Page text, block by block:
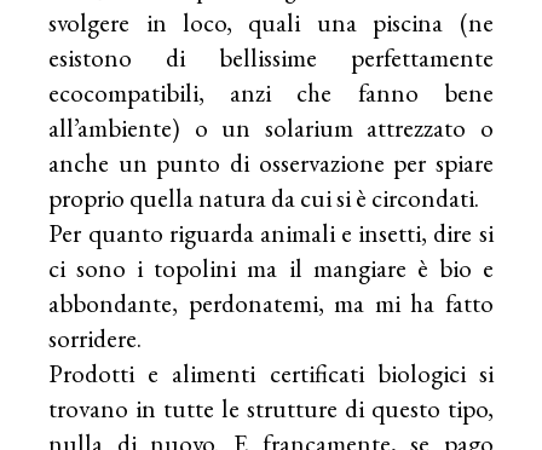
svolgere in loco, quali una piscina (ne
esistono di bellissime perfettamente
ecocompatibili, anzi che fanno bene
all’ambiente) o un solarium attrezzato o
anche un punto di osservazione per spiare
proprio quella natura da cui si è circondati.
Per quanto riguarda animali e insetti, dire si
ci sono i topolini ma il mangiare è bio e
abbondante, perdonatemi, ma mi ha fatto
sorridere.
Prodotti e alimenti certificati biologici si
trovano in tutte le strutture di questo tipo,
nulla di nuovo. E francamente, se pago